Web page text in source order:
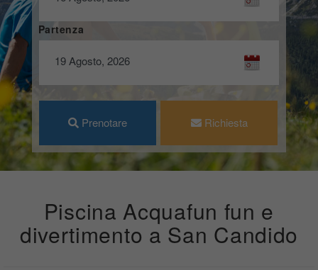
Partenza
Prenotare Richiesta
Piscina Acquafun fun e
divertimento a San Candido